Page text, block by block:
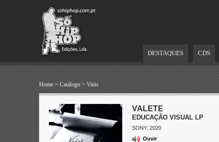
DESTAQUES CDS
Home > Catálogo > Vinis
VALETE
EDUCAÇÃO VISUAL LP
SONY, 2020
Ouvir